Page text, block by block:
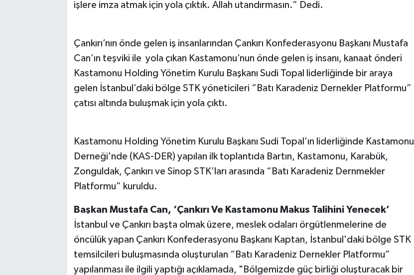
işlere imza atmak için yola çıktık. Allah utandırmasın.” Dedi.
Çankırı’nın önde gelen iş insanlarından Çankırı Konfederasyonu Başkanı Mustafa
Can’ın teşviki ile yola çıkan Kastamonu’nun önde gelen iş insanı, kanaat önderi
Kastamonu Holding Yönetim Kurulu Başkanı Sudi Topal liderliğinde bir araya
gelen İstanbul’daki bölge STK yöneticileri “Batı Karadeniz Dernekler Platformu”
çatısı altında buluşmak için yola çıktı.
Kastamonu Holding Yönetim Kurulu Başkanı Sudi Topal’ın liderliğinde Kastamonu
Derneği'nde (KAS-DER) yapılan ilk toplantıda Bartın, Kastamonu, Karabük,
Zonguldak, Çankırı ve Sinop STK’ları arasında “Batı Karadeniz Dernmekler
Platformu” kuruldu.
Başkan Mustafa Can, ‘Çankırı Ve Kastamonu Makus Talihini Yenecek’
İstanbul ve Çankırı başta olmak üzere, meslek odaları örgütlenmelerine de
öncülük yapan Çankırı Konfederasyonu Başkanı Kaptan, İstanbul'daki bölge STK
temsilcileri buluşmasında oluşturulan “Batı Karadeniz Dernekler Platformu”
yapılanması ile ilgili yaptığı açıklamada, "Bölgemizde güç birliği oluşturacak bir